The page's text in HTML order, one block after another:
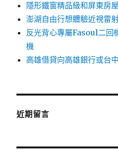
隱形鐵窗精品級和屏東房
澎湖自由行想體驗近視雷
反光背心專屬Fasoul二回
機
高雄借貸向高雄銀行或台
近期留言